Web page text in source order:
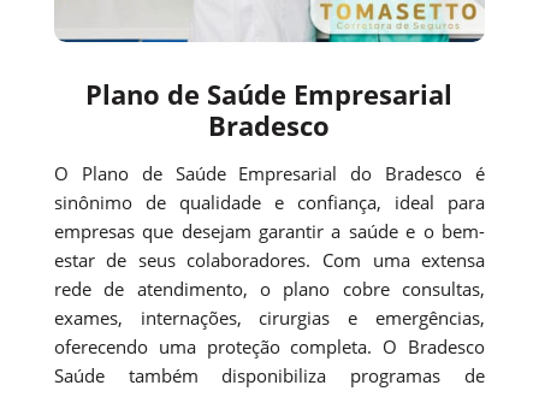
Plano de Saúde Empresarial
Bradesco
O Plano de Saúde Empresarial do Bradesco é
sinônimo de qualidade e confiança, ideal para
empresas que desejam garantir a saúde e o bem-
estar de seus colaboradores. Com uma extensa
rede de atendimento, o plano cobre consultas,
exames, internações, cirurgias e emergências,
oferecendo uma proteção completa. O Bradesco
Saúde também disponibiliza programas de